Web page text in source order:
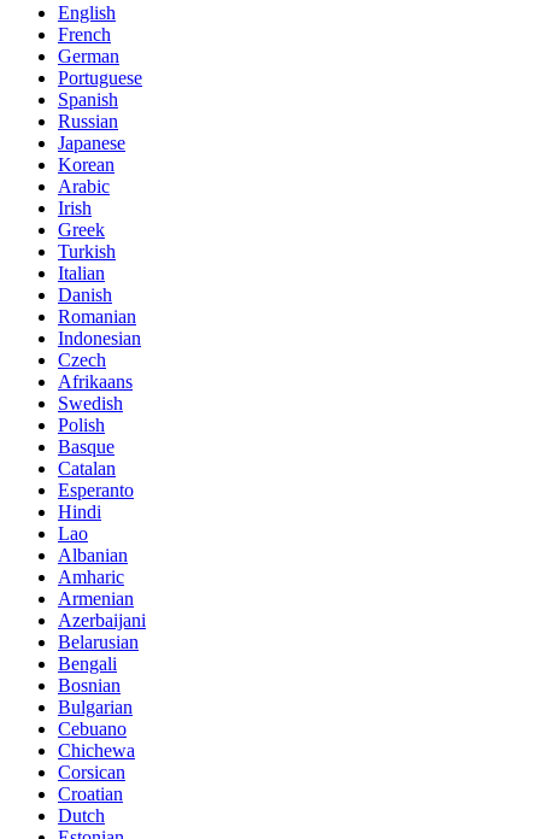
English
French
German
Portuguese
Spanish
Russian
Japanese
Korean
Arabic
Irish
Greek
Turkish
Italian
Danish
Romanian
Indonesian
Czech
Afrikaans
Swedish
Polish
Basque
Catalan
Esperanto
Hindi
Lao
Albanian
Amharic
Armenian
Azerbaijani
Belarusian
Bengali
Bosnian
Bulgarian
Cebuano
Chichewa
Corsican
Croatian
Dutch